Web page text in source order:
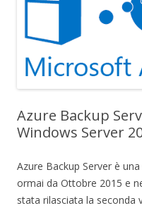
Azure Backup
Windows Server
Azure Backup Server è
ormai da Ottobre 2015 e
stata rilasciata la